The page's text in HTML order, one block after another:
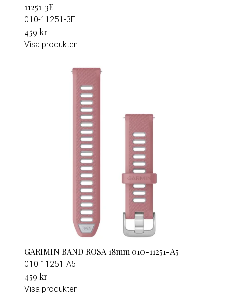
11251-3E
010-11251-3E
459 kr
Visa produkten
GARIMIN BAND ROSA 18mm 010-11251-A5
010-11251-A5
459 kr
Visa produkten